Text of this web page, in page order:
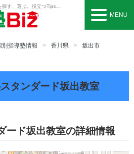
す、選ぶ。役立つTipsも。
MENU
指導塾情報 香川県 坂出市
タンダード坂出教室
ード坂出教室の詳細情報